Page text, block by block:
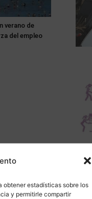
obtener estadísticas sobre los
y permitirle compartir
verano de
del empleo